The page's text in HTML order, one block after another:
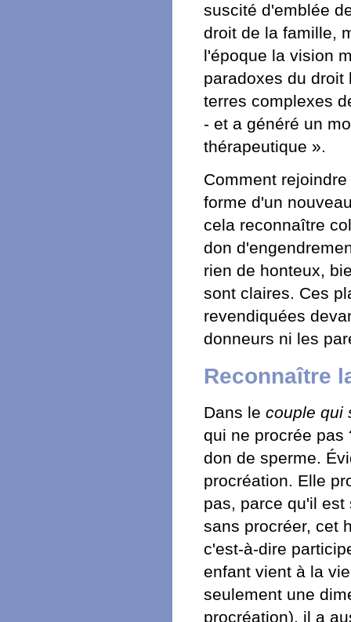
suscité d'emblée
droit de la famille,
l'époque la vision
paradoxes du
terres complexes
- et a généré un
thérapeutique ».
Comment
forme d'un
cela reconnaître
don
rien de honteux,
sont claires. Ces
revendiquées
donneurs ni les
Reconnaître
Dans le couple qui
qui ne procrée pas
don de sperme.
procréation. Elle
pas, parce qu'il
sans procréer, cet
c'est-à-dire
enfant vient à la
seulement une
procréation), il a